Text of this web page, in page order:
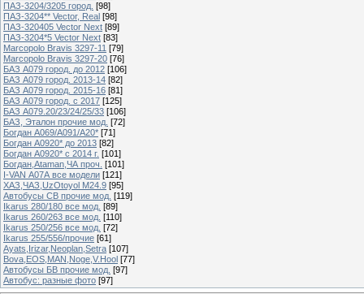
ПАЗ-3204/3205 город. [98]
ПАЗ-3204** Vector, Real [98]
ПАЗ-320405 Vector Next [89]
ПАЗ-3204*5 Vector Next [83]
Marcopolo Bravis 3297-11 [79]
Marcopolo Bravis 3297-20 [76]
БАЗ А079 город. до 2012 [106]
БАЗ А079 город. 2013-14 [82]
БАЗ А079 город. 2015-16 [81]
БАЗ А079 город. с 2017 [125]
БАЗ А079.20/23/24/25/33 [106]
БАЗ, Эталон прочие мод. [72]
Богдан А069/А091/А20* [71]
Богдан А0920* до 2013 [82]
Богдан А0920* с 2014 г. [101]
Богдан,Ataman,ЧА проч. [101]
I-VAN А07А все модели [121]
ХАЗ,ЧАЗ,UzOtoyol M24.9 [95]
Автобусы СВ прочие мод. [119]
Ikarus 280/180 все мод. [89]
Ikarus 260/263 все мод. [110]
Ikarus 250/256 все мод. [72]
Ikarus 255/556/прочие [61]
Ayats,Irizar,Neoplan,Setra [107]
Bova,EOS,MAN,Noge,V.Hool [77]
Автобусы БВ прочие мод. [97]
Автобус: разные фото [97]